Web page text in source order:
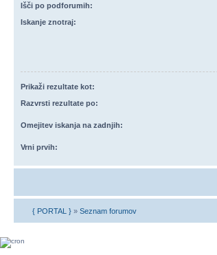
Išči po podforumih:
Iskanje znotraj:
Prikaži rezultate kot:
Razvrsti rezultate po:
Omejitev iskanja na zadnjih:
Vrni prvih:
{ PORTAL } » Seznam forumov